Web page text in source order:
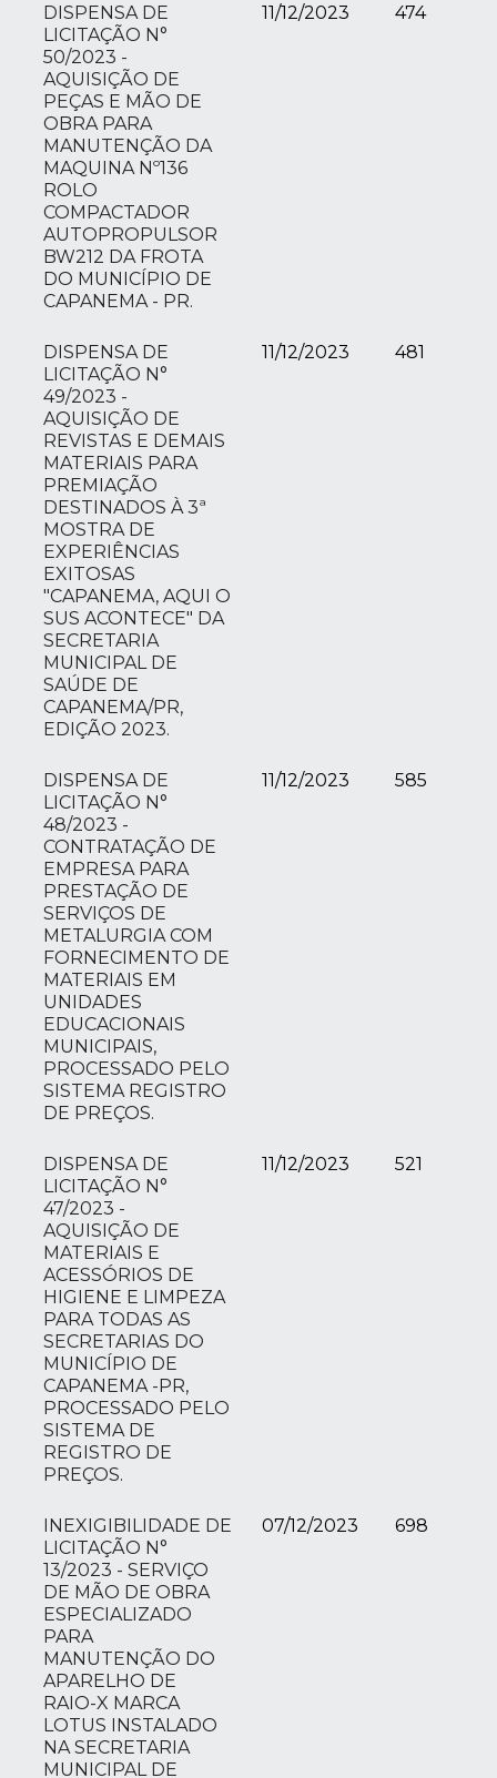
DISPENSA DE
LICITAÇÃO N°
50/2023 -
AQUISIÇÃO DE
PEÇAS E MÃO DE
OBRA PARA
MANUTENÇÃO DA
MAQUINA Nº136
ROLO
COMPACTADOR
AUTOPROPULSOR
BW212 DA FROTA
DO MUNICÍPIO DE
CAPANEMA - PR.
11/12/2023 474
DISPENSA DE
LICITAÇÃO N°
49/2023 -
AQUISIÇÃO DE
REVISTAS E DEMAIS
MATERIAIS PARA
PREMIAÇÃO
DESTINADOS À 3ª
MOSTRA DE
EXPERIÊNCIAS
EXITOSAS
"CAPANEMA, AQUI O
SUS ACONTECE" DA
SECRETARIA
MUNICIPAL DE
SAÚDE DE
CAPANEMA/PR,
EDIÇÃO 2023.
11/12/2023 481
DISPENSA DE
LICITAÇÃO N°
48/2023 -
CONTRATAÇÃO DE
EMPRESA PARA
PRESTAÇÃO DE
SERVIÇOS DE
METALURGIA COM
FORNECIMENTO DE
MATERIAIS EM
UNIDADES
EDUCACIONAIS
MUNICIPAIS,
PROCESSADO PELO
SISTEMA REGISTRO
DE PREÇOS.
11/12/2023 585
DISPENSA DE
LICITAÇÃO N°
47/2023 -
AQUISIÇÃO DE
MATERIAIS E
ACESSÓRIOS DE
HIGIENE E LIMPEZA
PARA TODAS AS
SECRETARIAS DO
MUNICÍPIO DE
CAPANEMA -PR,
PROCESSADO PELO
SISTEMA DE
REGISTRO DE
PREÇOS.
11/12/2023 521
INEXIGIBILIDADE DE
LICITAÇÃO N°
13/2023 - SERVIÇO
DE MÃO DE OBRA
ESPECIALIZADO
PARA
MANUTENÇÃO DO
APARELHO DE
RAIO-X MARCA
LOTUS INSTALADO
NA SECRETARIA
MUNICIPAL DE
07/12/2023 698